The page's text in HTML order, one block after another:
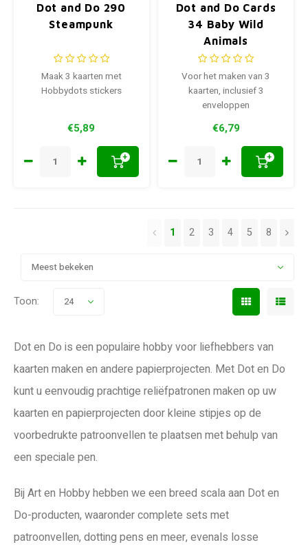
Dot and Do 290
Steampunk
Maak 3 kaarten met
Hobbydots stickers
€5,89
+
Dot and Do Cards
34 Baby Wild
Animals
Voor het maken van 3
kaarten, inclusief 3
enveloppen
€6,79
+
Meest bekeken
1 2 3 4 5 8
Toon: 24
Dot en Do is een populaire hobby voor liefhebbers van
kaarten maken en andere papierprojecten. Met Dot en Do
kunt u eenvoudig prachtige reliëfpatronen maken op uw
kaarten en papierprojecten door kleine stipjes op de
voorbedrukte patroonvellen te plaatsen met behulp van
een speciale pen.
Bij Art en Hobby hebben we een breed scala aan Dot en
Do-producten, waaronder complete sets met
patroonvellen, dotting pens en meer, evenals losse